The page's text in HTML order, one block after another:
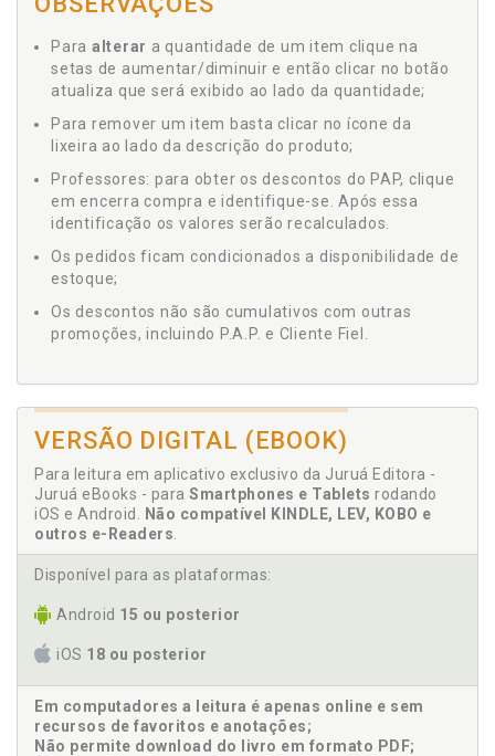
Para alterar a quantidade de um item clique na
setas de aumentar/diminuir e então clicar no botão
atualiza que será exibido ao lado da quantidade;
Para remover um item basta clicar no ícone da
lixeira ao lado da descrição do produto;
Professores: para obter os descontos do PAP, clique
em encerra compra e identifique-se. Após essa
identificação os valores serão recalculados.
Os pedidos ficam condicionados a disponibilidade de
estoque;
Os descontos não são cumulativos com outras
promoções, incluindo P.A.P. e Cliente Fiel.
VERSÃO DIGITAL (EBOOK)
Para leitura em aplicativo exclusivo da Juruá Editora -
Juruá eBooks - para Smartphones e Tablets rodando
iOS e Android.
Não compatível KINDLE, LEV, KOBO e
outros e-Readers
Disponível para as plataformas:
Android 15 ou posterior
iOS 18 ou posterior
Em computadores a leitura é apenas online e sem
recursos de favoritos e anotações;
Não permite download do livro em formato PDF;